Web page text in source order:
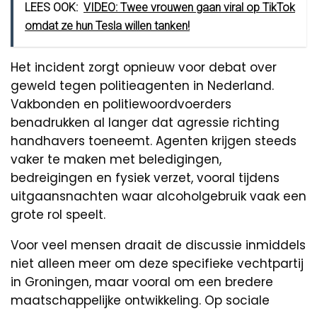
LEES OOK: VIDEO: Twee vrouwen gaan viral op TikTok
omdat ze hun Tesla willen tanken!
Het incident zorgt opnieuw voor debat over
geweld tegen politieagenten in Nederland.
Vakbonden en politiewoordvoerders
benadrukken al langer dat agressie richting
handhavers toeneemt. Agenten krijgen steeds
vaker te maken met beledigingen,
bedreigingen en fysiek verzet, vooral tijdens
uitgaansnachten waar alcoholgebruik vaak een
grote rol speelt.
Voor veel mensen draait de discussie inmiddels
niet alleen meer om deze specifieke vechtpartij
in Groningen, maar vooral om een bredere
maatschappelijke ontwikkeling. Op sociale